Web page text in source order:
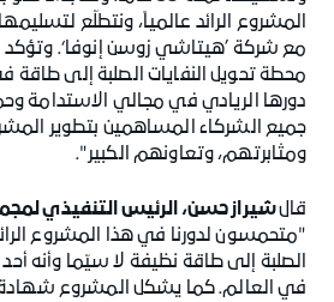
المشروع الرائد عالمياً، ونتطلّع
مع شركة ’هيتاشي زوسن إنوفا‘. وتؤكد
محطة تحويل النفايات الصلبة إلى طاقة
دورها الريادي في مجالي الاستدامة
جميع الشركاء المساهمين بتطوير
ومثابرتهم، وتعاونهم الكبير".
قالشيراز حسن، الرئيس التنفيذي
"متحمسون لدورنا في هذا المشروع
الصلبة إلى طاقة نظيفة لا سيّما وأنه
في العالم. كما يشكل المشروع شهادة